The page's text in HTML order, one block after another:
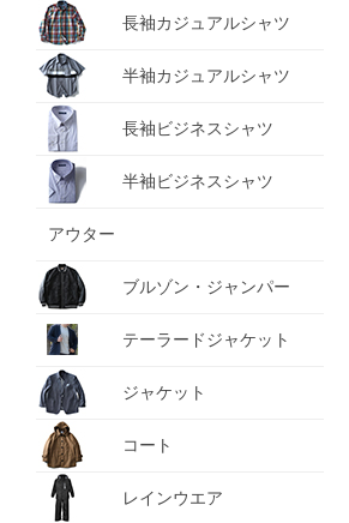
長袖カジュアルシャツ
半袖カジュアルシャツ
長袖ビジネスシャツ
半袖ビジネスシャツ
アウター
ブルゾン・ジャンパー
テーラードジャケット
ジャケット
コート
レインウエア